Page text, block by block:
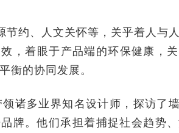
节约、人文关怀等，关乎着人与
，着眼于产品端的环保健康，
衡的协同发展。
诸多业界知名设计师，探访了
牌。他们承担着捕捉社会趋势